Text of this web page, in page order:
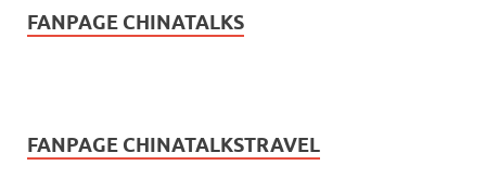
FANPAGE CHINATALKS
FANPAGE CHINATALKSTRAVEL